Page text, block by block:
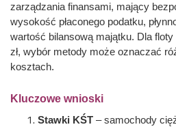
zarządzania finansami, mający
wysokość płaconego podatku,
wartość bilansową majątku. Dla
zł, wybór metody może oznaczać
kosztach.
Kluczowe wnioski
Stawki KŚT – samochody